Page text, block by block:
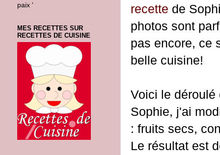
recette de
photos sont
pas encore, ce
belle cuisine!
Voici le déroulé
Sophie, j'ai
: fruits secs,
Le résultat est
paix '
MES RECETTES SUR
RECETTES DE CUISINE